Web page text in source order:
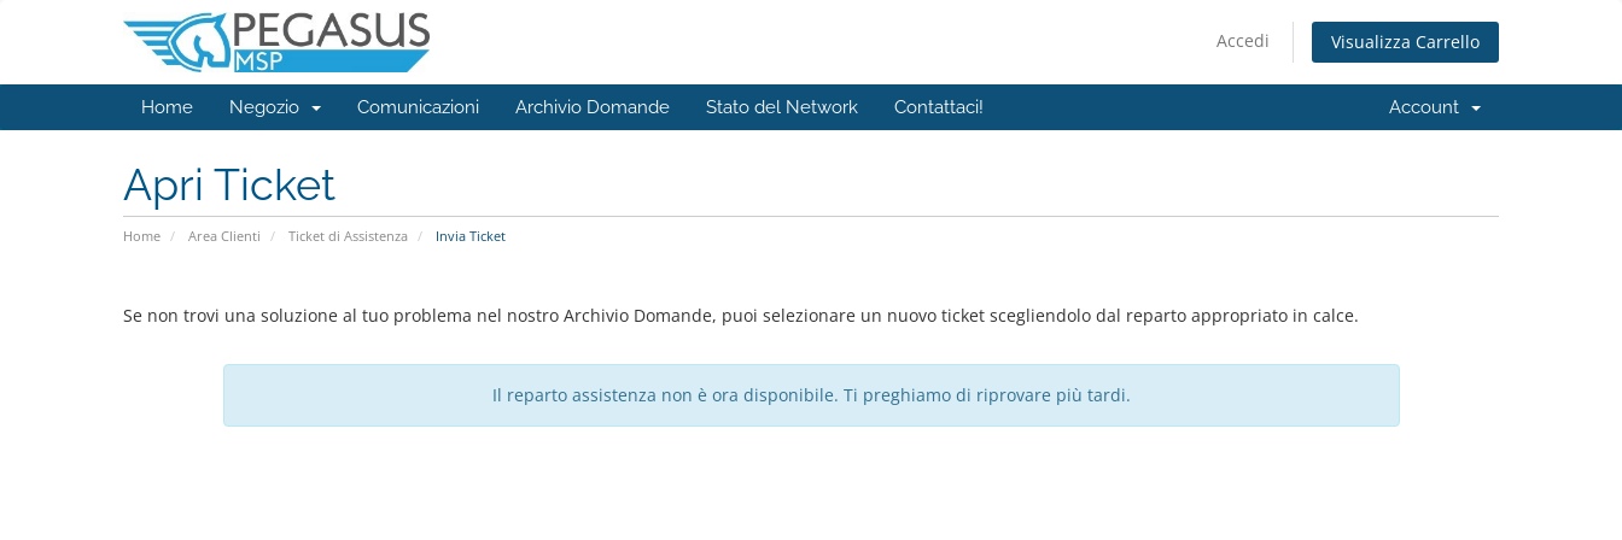
Accedi Visualizza Carrello
Home Negozio Comunicazioni Archivio Domande Stato del Network Contattaci! Account
Apri Ticket
Home Area Clienti Ticket di Assistenza Invia Ticket
Se non trovi una soluzione al tuo problema nel nostro Archivio Domande, puoi selezionare un nuovo ticket scegliendolo dal reparto appropriato in calce.
Il reparto assistenza non è ora disponibile. Ti preghiamo di riprovare più tardi.